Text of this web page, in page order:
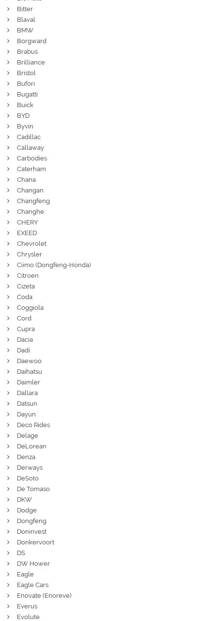
Bitter
Blaval
BMW
Borgward
Brabus
Brilliance
Bristol
Bufori
Bugatti
Buick
BYD
Byvin
Cadillac
Callaway
Carbodies
Caterham
Chana
Changan
Changfeng
Changhe
CHERY
EXEED
Chevrolet
Chrysler
Ciimo (Dongfeng-Honda)
Citroen
Cizeta
Coda
Coggiola
Cord
Cupra
Dacia
Dadi
Daewoo
Daihatsu
Daimler
Dallara
Datsun
Dayun
Deco Rides
Delage
DeLorean
Denza
Derways
DeSoto
De Tomaso
DKW
Dodge
Dongfeng
Doninvest
Donkervoort
DS
DW Hower
Eagle
Eagle Cars
Enovate (Enoreve)
Everus
Evolute